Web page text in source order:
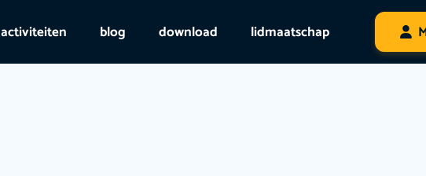
activiteiten blog download lidmaatschap